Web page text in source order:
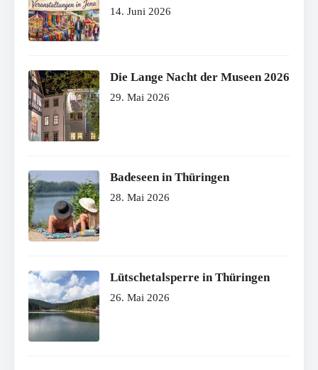
14. Juni 2026
Die Lange Nacht der Museen 2026
29. Mai 2026
Badeseen in Thüringen
28. Mai 2026
Lütschetalsperre in Thüringen
26. Mai 2026